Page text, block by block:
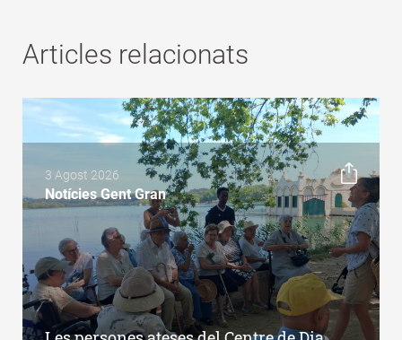
Articles relacionats
3 Agost 2026
Notícies Gent Gran